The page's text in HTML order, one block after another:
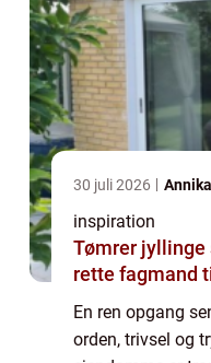
30 juli 2026
inspiration
Tømrer jyllinge sådan vælger du den
rette fagmand
En ren opgang
orden, trivsel og